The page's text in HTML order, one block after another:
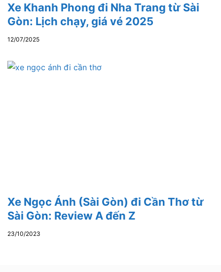
Xe Khanh Phong đi Nha Trang từ Sài
Gòn: Lịch chạy, giá vé 2025
12/07/2025
Xe Ngọc Ánh (Sài Gòn) đi Cần Thơ từ
Sài Gòn: Review A đến Z
23/10/2023